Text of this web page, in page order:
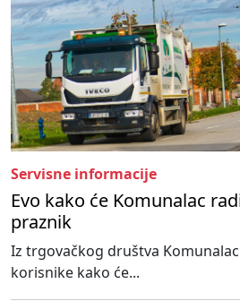
Servisne informacije
Evo kako će Komunalac
praznik
Iz trgovačkog društva
korisnike kako će...